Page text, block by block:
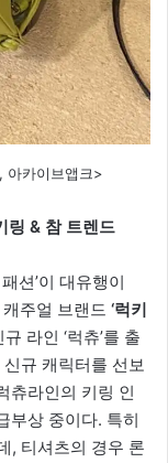
아카이브앱크>
링 & 참 트렌드
션’이 대유행이
주얼 브랜드 ‘럭키
라인 ‘럭츄’를 출
규 캐릭터를 선보
츄라인의 키링 인
부상 중이다. 특히
, 티셔츠의 경우 론